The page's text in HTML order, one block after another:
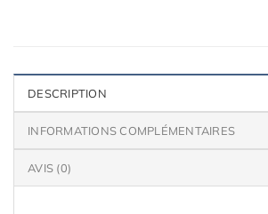
DESCRIPTION
INFORMATIONS COMPLÉMENTAIRES
AVIS (0)